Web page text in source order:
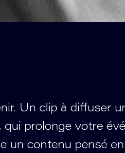
Un clip à diffuser
prolonge votre
un contenu pensé